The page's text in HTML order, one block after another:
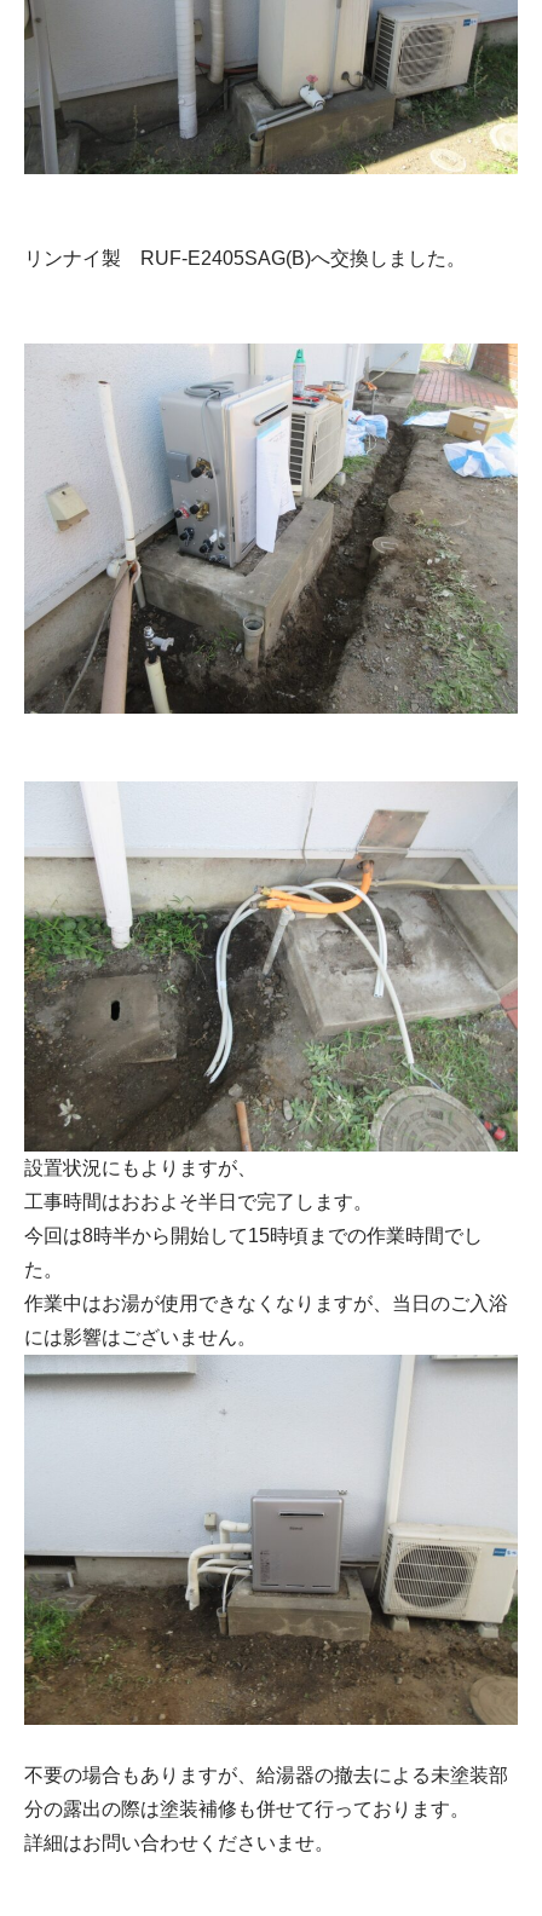
リンナイ製 RUF-E2405SAG(B)へ交換しました。
設置状況にもよりますが、
工事時間はおおよそ半日で完了します。
今回は8時半から開始して15時頃までの作業時間でし
た。
作業中はお湯が使用できなくなりますが、当日のご入浴
には影響はございません。
不要の場合もありますが、給湯器の撤去による未塗装部
分の露出の際は塗装補修も併せて行っております。
詳細はお問い合わせくださいませ。